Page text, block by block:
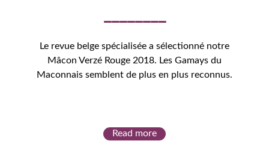
Le revue belge spécialisée a sélectionné notre
Mâcon Verzé Rouge 2018. Les Gamays du
Maconnais semblent de plus en plus reconnus.
Read more